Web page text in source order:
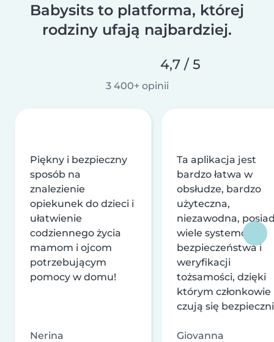
Babysits to platforma, której
rodziny ufają najbardziej.
4,7 / 5
3 400+ opinii
Piękny i bezpieczny
sposób na
znalezienie
opiekunek do dzieci i
ułatwienie
codziennego życia
mamom i ojcom
potrzebującym
pomocy w domu!
Nerina
Ta aplikacja jest
bardzo łatwa w
obsłudze, bardzo
użyteczna,
niezawodna,
wiele systemów
bezpieczeństwa i
weryfikacji
tożsamości, dzięki
którym członkowie
czują się
Giovanna